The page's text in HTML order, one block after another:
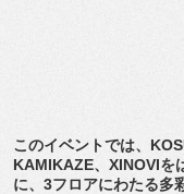
このイベントでは、
KAMIKAZE、 XINOVIを
に、 3フロアにわたる多